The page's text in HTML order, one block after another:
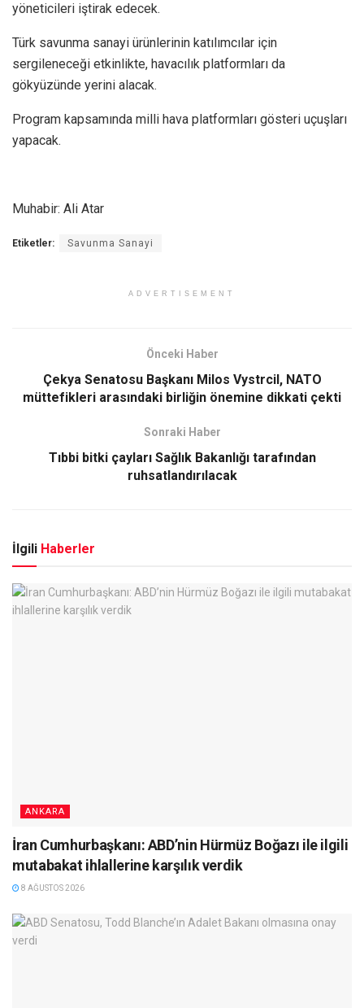
yöneticileri iştirak edecek.
Türk savunma sanayi ürünlerinin katılımcılar için
sergileneceği etkinlikte, havacılık platformları da
gökyüzünde yerini alacak.
Program kapsamında milli hava platformları gösteri uçuşları
yapacak.
Muhabir: Ali Atar
Etiketler: Savunma Sanayi
ADVERTISEMENT
Önceki Haber
Çekya Senatosu Başkanı Milos Vystrcil, NATO
müttefikleri arasındaki birliğin önemine dikkati çekti
Sonraki Haber
Tıbbi bitki çayları Sağlık Bakanlığı tarafından
ruhsatlandırılacak
İlgili Haberler
ANKARA
İran Cumhurbaşkanı: ABD’nin Hürmüz Boğazı ile ilgili
mutabakat ihlallerine karşılık verdik
8 AĞUSTOS 2026